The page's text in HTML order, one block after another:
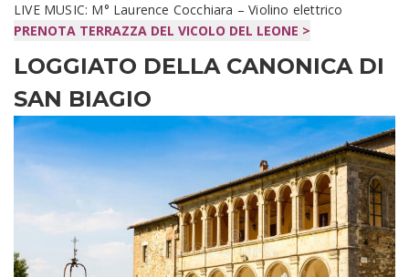
LIVE MUSIC: M° Laurence Cocchiara – Violino elettrico
PRENOTA TERRAZZA DEL VICOLO DEL LEONE >
LOGGIATO DELLA CANONICA DI
SAN BIAGIO